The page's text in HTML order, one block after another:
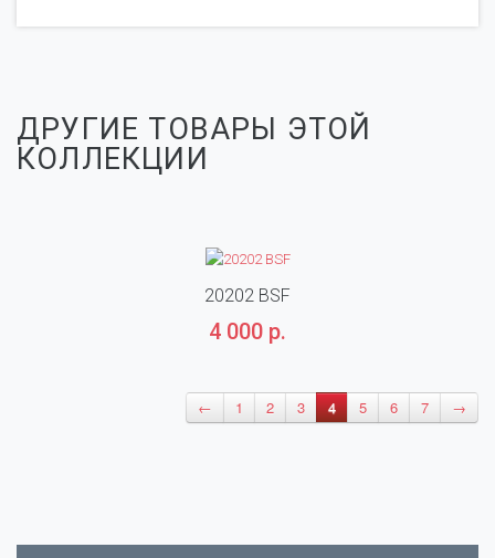
ДРУГИЕ ТОВАРЫ ЭТОЙ
КОЛЛЕКЦИИ
20202 BSF
4 000 р.
← 1 2 3 4 5 6 7 →